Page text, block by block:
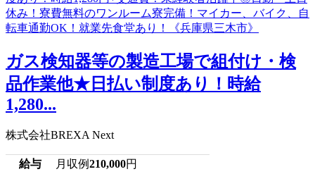
ガス検知器等の製造工場で組付け・検
品作業他★日払い制度あり！時給
1,280...
株式会社BREXA Next
給与 月収例210,000円